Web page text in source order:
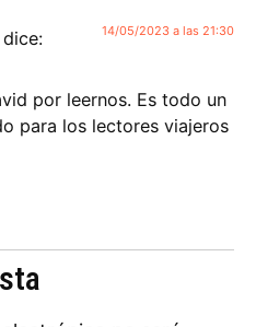
dice: 14/05/2023 a las 21:30
por leernos. Es todo un
para los lectores viajeros